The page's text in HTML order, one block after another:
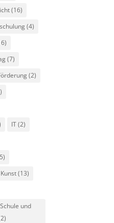
(16)
(4)
(7)
(2)
IT(2)
Kunst(13)
und